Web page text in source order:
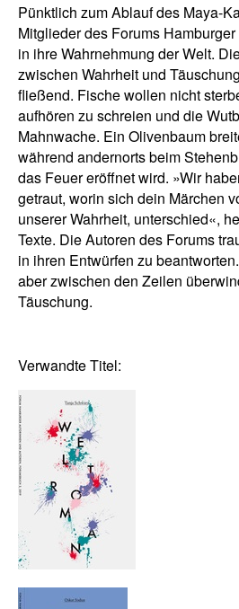
Pünktlich zum Ablauf des Maya-
Mitglieder des Forums
in ihre Wahrnehmung der Welt.
zwischen Wahrheit und
fließend. Fische wollen nicht
aufhören zu schreien und die
Mahnwache. Ein Olivenbaum
während andernorts beim
das Feuer eröffnet wird. »Wir
getraut, worin sich dein Märchen
unserer Wahrheit, unterschied«,
Texte. Die Autoren des Forums
in ihren Entwürfen zu
aber zwischen den Zeilen
Täuschung.
Verwandte Titel: